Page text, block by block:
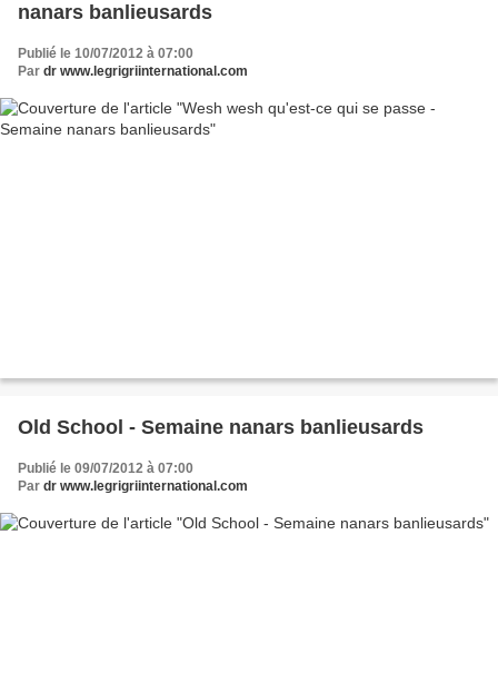
nanars banlieusards
Publié le 10/07/2012 à 07:00
Par dr www.legrigriinternational.com
Old School - Semaine nanars banlieusards
Publié le 09/07/2012 à 07:00
Par dr www.legrigriinternational.com